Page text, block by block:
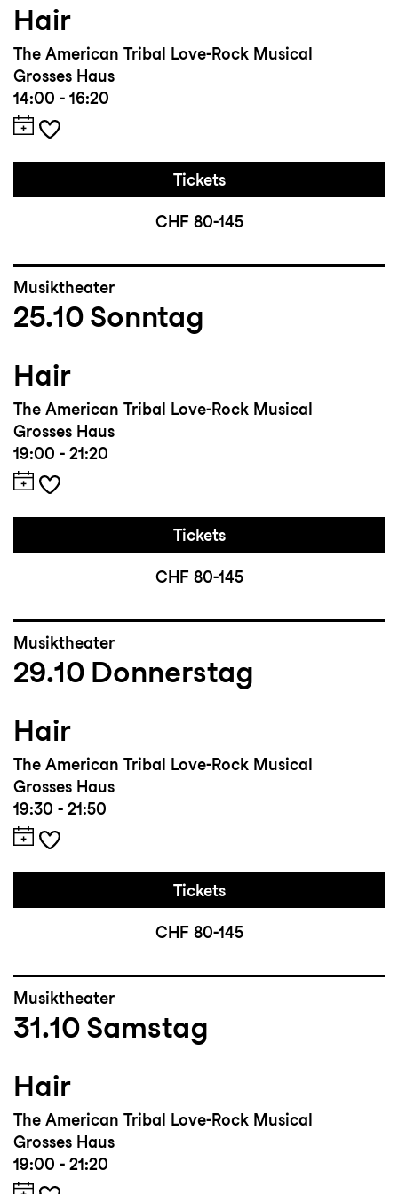
Hair
The American Tribal Love-Rock Musical
Grosses Haus
14:00 - 16:20
Tickets
CHF 80-145
Musiktheater
25.10 Sonntag
Hair
The American Tribal Love-Rock Musical
Grosses Haus
19:00 - 21:20
Tickets
CHF 80-145
Musiktheater
29.10 Donnerstag
Hair
The American Tribal Love-Rock Musical
Grosses Haus
19:30 - 21:50
Tickets
CHF 80-145
Musiktheater
31.10 Samstag
Hair
The American Tribal Love-Rock Musical
Grosses Haus
19:00 - 21:20